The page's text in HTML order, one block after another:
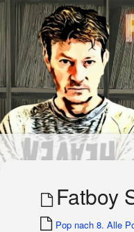
Fatboy
Pop nach 8. Alle